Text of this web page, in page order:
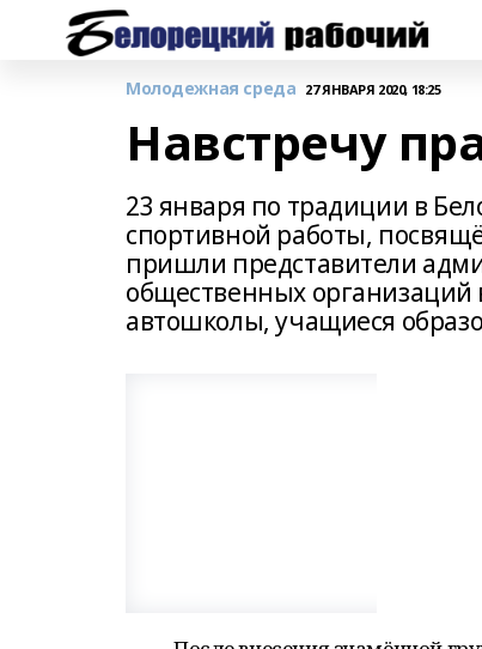
Молодежная среда 27 ЯНВАРЯ 2020, 18:25
Навстречу
23 января по традиции в
спортивной работы,
пришли представители
общественных организаций
автошколы, учащиеся